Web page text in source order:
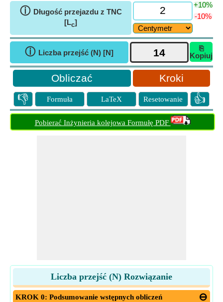
ⓘ Długość przejazdu z TNC
[Lc]
+10%
-10%
ⓘ Liczba przejść (N) [N]
⎘
Kopiuj
Kroki
👎 Formuła LaTeX Resetowanie 👍
Pobierać Inżynieria kolejowa Formułę PDF
Liczba przejść (N) Rozwiązanie
KROK 0: Podsumowanie wstępnych obliczeń